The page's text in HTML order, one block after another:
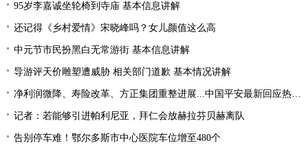
95岁李嘉诚坐轮椅到寺庙 基本信息讲解
还记得《乡村爱情》宋晓峰吗？女儿颜值这么高
中元节市民扮黑白无常游街 基本信息讲解
导游评天价雕塑遭威胁 相关部门道歉 基本情况讲解
净利润微降、寿险改革、方正集团重整进展...中国平安最新回应热点问题
记者：若能够引进帕利尼亚，拜仁会放赫拉芬贝赫离队
告别停车难！鄂尔多斯市中心医院车位增至480个